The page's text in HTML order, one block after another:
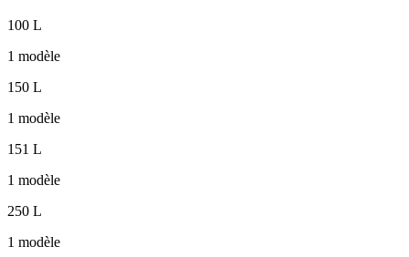
100 L
1 modèle
150 L
1 modèle
151 L
1 modèle
250 L
1 modèle